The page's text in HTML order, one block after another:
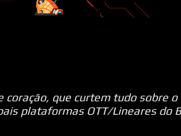
que curtem tudo sobre
plataformas OTT/Lineares do